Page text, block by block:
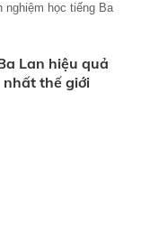
nghiệm học tiếng Ba
Lan hiệu quả
nhất thế giới